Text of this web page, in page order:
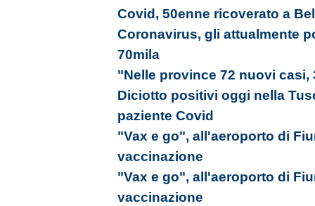
Covid, 50enne ricoverato a
Coronavirus, gli attualmente
70mila
"Nelle province 72 nuovi casi,
Diciotto positivi oggi nella
paziente Covid
"Vax e go", all'aeroporto di
vaccinazione
"Vax e go", all'aeroporto di
vaccinazione